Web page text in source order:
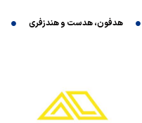
هدفون، هدست و هندزفری